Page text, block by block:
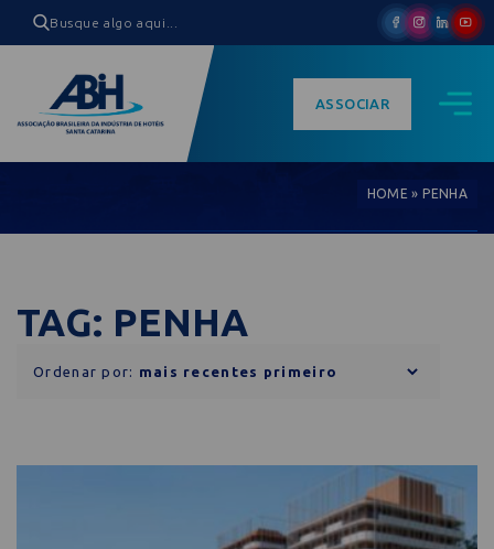
ASSOCIAR
HOME »PENHA
TAG: PENHA
Ordenar por: